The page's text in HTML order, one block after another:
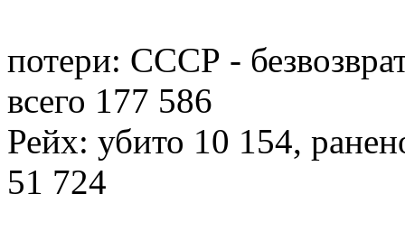
потери: СССР -
всего 177 586
Рейх: убито 10 154,
51 724